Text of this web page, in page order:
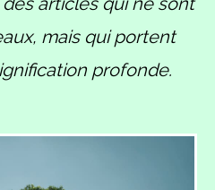
mais qui portent
profonde.